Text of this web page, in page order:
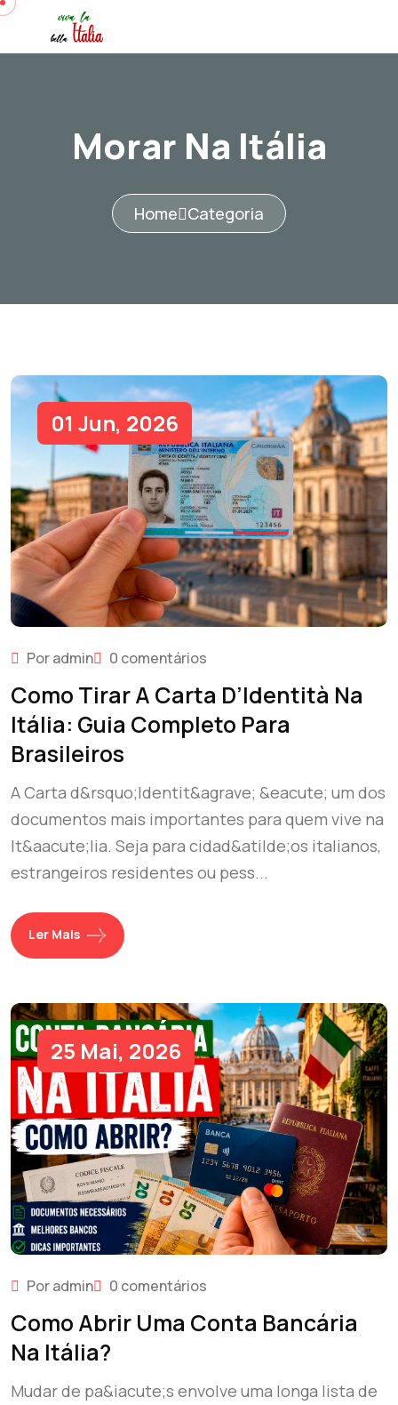
Morar Na Itália
Home Categoria
01 Jun, 2026
Por admin 0 comentários
Como Tirar A Carta D’Identità Na
Itália: Guia Completo Para
Brasileiros
A Carta d&rsquo;Identit&agrave; &eacute; um dos
documentos mais importantes para quem vive na
It&aacute;lia. Seja para cidad&atilde;os italianos,
estrangeiros residentes ou pess...
Ler Mais
25 Mai, 2026
Por admin 0 comentários
Como Abrir Uma Conta Bancária
Na Itália?
Mudar de pa&iacute;s envolve uma longa lista de